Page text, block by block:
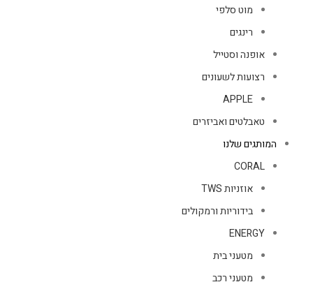
מוט סלפי
רינגים
אופנה וסטייל
רצועות לשעונים
APPLE
טאבלטים ואביזרים
המותגים שלנו
CORAL
אוזניות TWS
בידוריות ורמקולים
ENERGY
מטעני בית
מטעני רכב